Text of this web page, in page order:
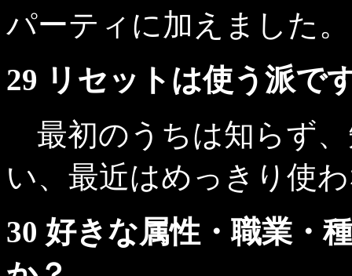
パーティに加えました。
29 リセットは使う派で
最初のうちは知らず
い、最近はめっきり使
30 好きな属性・職業・